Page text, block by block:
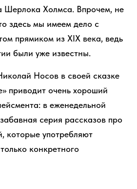
Шерлока Холмса. Впрочем, не
здесь мы имеем дело с
прямиком из XIX века, ведь
были уже известны.
Носов в своей сказке
приводит очень хороший
в еженедельной
серия рассказов про
которые употребляют
конкретного